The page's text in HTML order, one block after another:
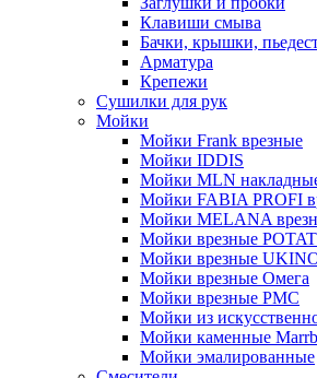
Клавиши смыва
Бачки, крышки,
Арматура
Крепежи
Сушилки для рук
Мойки
Мойки Frank врезные
Мойки IDDIS
Мойки MLN
Мойки FABIA PROFI
Мойки MELANA
Мойки врезные
Мойки врезные
Мойки врезные Омега
Мойки врезные РМС
Мойки из
Мойки каменные
Мойки эмалированные